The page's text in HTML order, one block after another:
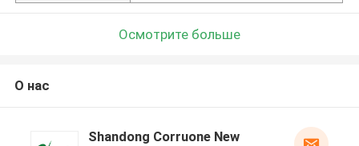
Осмотрите больше
О нас
Shandong Corruone New